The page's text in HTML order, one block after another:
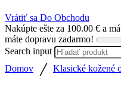
Vrátiť sa Do Obchodu
Nakúpte ešte za 100.00 € a
máte dopravu zadarmo!
Search input
Domov / Klasické kožené